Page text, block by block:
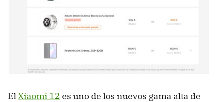
ElXiaomi 12 es uno de los nuevos gama alta de